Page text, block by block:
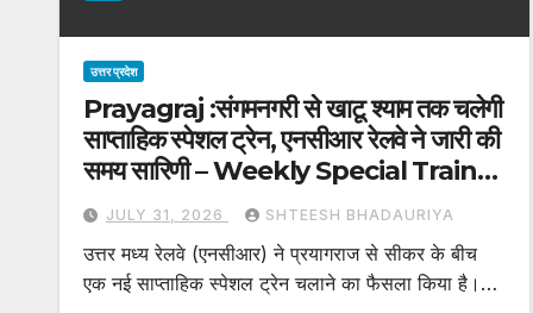
उत्तर प्रदेश
Prayagraj :संगमनगरी से खाटू श्याम तक चलेगी
साप्ताहिक स्पेशल ट्रेन, एनसीआर रेलवे ने जारी की
समय सारिणी – Weekly Special Train
To Run From The City Of
Confluence (sangam Nagari) To
Khatu Shyam; Ncr Railway
Releases T
JULY 31, 2026 SHTEESH BHADAURIYA
उत्तर मध्य रेलवे (एनसीआर) ने प्रयागराज से सीकर के बीच
एक नई साप्ताहिक स्पेशल ट्रेन चलाने का फैसला किया है।…